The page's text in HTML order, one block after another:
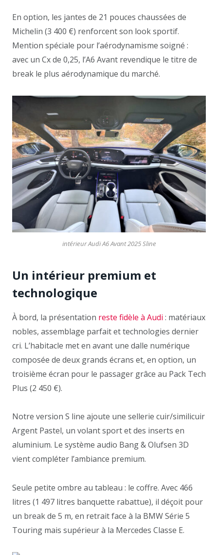
En option, les jantes de 21 pouces chaussées de
Michelin (3 400 €) renforcent son look sportif.
Mention spéciale pour l’aérodynamisme soigné :
avec un Cx de 0,25, l’A6 Avant revendique le titre de
break le plus aérodynamique du marché.
intérieur Audi A6 Avant 2025 Sline
Un intérieur premium et
technologique
À bord, la présentation reste fidèle à Audi : matériaux
nobles, assemblage parfait et technologies dernier
cri. L’habitacle met en avant une dalle numérique
composée de deux grands écrans et, en option, un
troisième écran pour le passager grâce au Pack Tech
Plus (2 450 €).
Notre version S line ajoute une sellerie cuir/similicuir
Argent Pastel, un volant sport et des inserts en
aluminium. Le système audio Bang & Olufsen 3D
vient compléter l’ambiance premium.
Seule petite ombre au tableau : le coffre. Avec 466
litres (1 497 litres banquette rabattue), il déçoit pour
un break de 5 m, en retrait face à la BMW Série 5
Touring mais supérieur à la Mercedes Classe E.